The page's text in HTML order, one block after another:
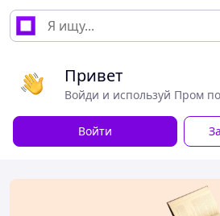
Привет
Войди и используй Пром
Войти